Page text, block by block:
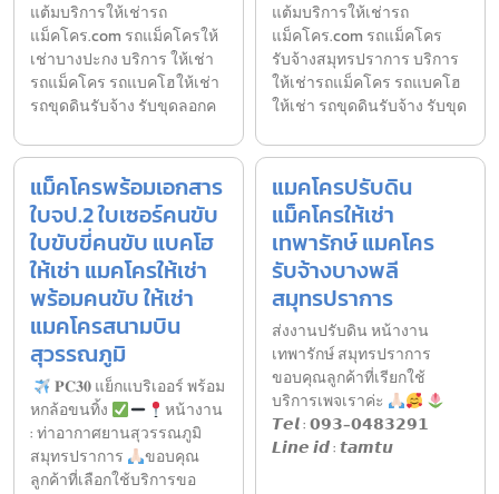
แต้มบริการให้เช่ารถ
แม็คโคร.com รถแม็คโครให้
เช่าบางปะกง บริการ ให้เช่า
รถแม็คโคร รถแบคโฮให้เช่า
รถขุดดินรับจ้าง รับขุดลอกค
แต้มบริการให้เช่ารถ
แม็คโคร.com รถแม็คโคร
รับจ้างสมุทรปราการ บริการ
ให้เช่ารถแม็คโคร รถแบคโฮ
ให้เช่า รถขุดดินรับจ้าง รับขุด
แม็คโครพร้อมเอกสาร
ใบจป.2 ใบเซอร์คนขับ
ใบขับขี่คนขับ แบคโฮ
ให้เช่า แมคโครให้เช่า
พร้อมคนขับ ให้เช่า
แมคโครสนามบิน
สุวรรณภูมิ
𝐏𝐂𝟑𝟎 แย็กแบริเออร์ พร้อม
หกล้อขนทิ้ง
หน้างาน
: ท่าอากาศยานสุวรรณภูมิ
สมุทรปราการ
ขอบคุณ
ลูกค้าที่เลือกใช้บริการขอ
แมคโครปรับดิน
แม็คโครให้เช่า
เทพารักษ์ แมคโคร
รับจ้างบางพลี
สมุทรปราการ
ส่งงานปรับดิน หน้างาน
เทพารักษ์ สมุทรปราการ
ขอบคุณลูกค้าที่เรียกใช้
บริการเพจเราค่ะ
𝙏𝙚𝙡 : 𝟬𝟵𝟯-𝟬𝟰𝟴𝟯𝟮𝟵𝟭
𝙇𝙞𝙣𝙚 𝙞𝙙 : 𝙩𝙖𝙢𝙩𝙪